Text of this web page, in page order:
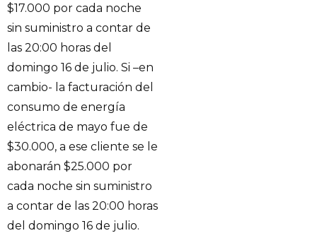
$17.000 por cada noche
sin suministro a contar de
las 20:00 horas del
domingo 16 de julio. Si –en
cambio- la facturación del
consumo de energía
eléctrica de mayo fue de
$30.000, a ese cliente se le
abonarán $25.000 por
cada noche sin suministro
a contar de las 20:00 horas
del domingo 16 de julio.